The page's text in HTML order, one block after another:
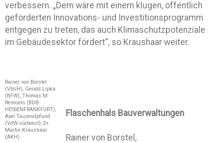
verbessern. „Dem wäre mit einem klugen, öffentlich
geförderten Innovations- und Investitionsprogramm
entgegen zu treten, das auch Klimaschutzpotenziale
im Gebäudesektor fördert“, so Kraushaar weiter.
Rainer von Borstel
(VbUH), Gerald Lipka
(BFW), Thomas M.
Reimann (BDB-
HESSENFRANKFURT),
Axel Tausendpfund
(VdW südwest), Dr.
Martin Kraushaar
(AKH)
Flaschenhals Bauverwaltungen
Rainer von Borstel,